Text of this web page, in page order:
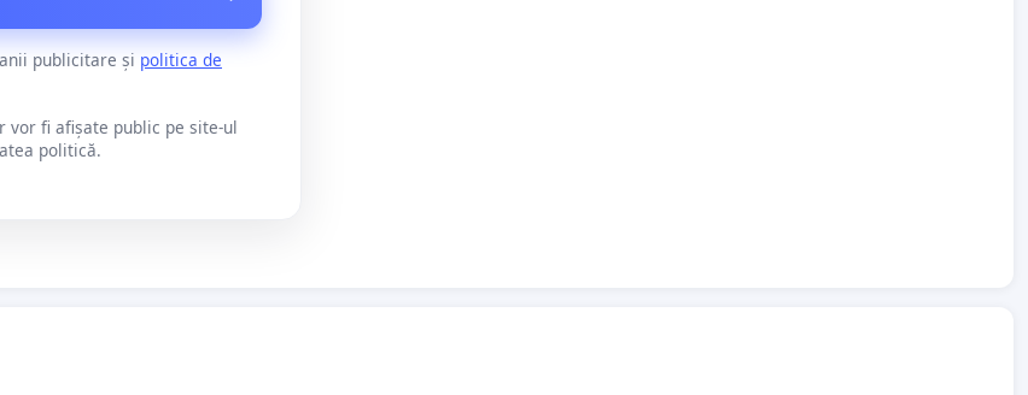
publicitare și politica de
fi afișate public pe site-ul
politică.